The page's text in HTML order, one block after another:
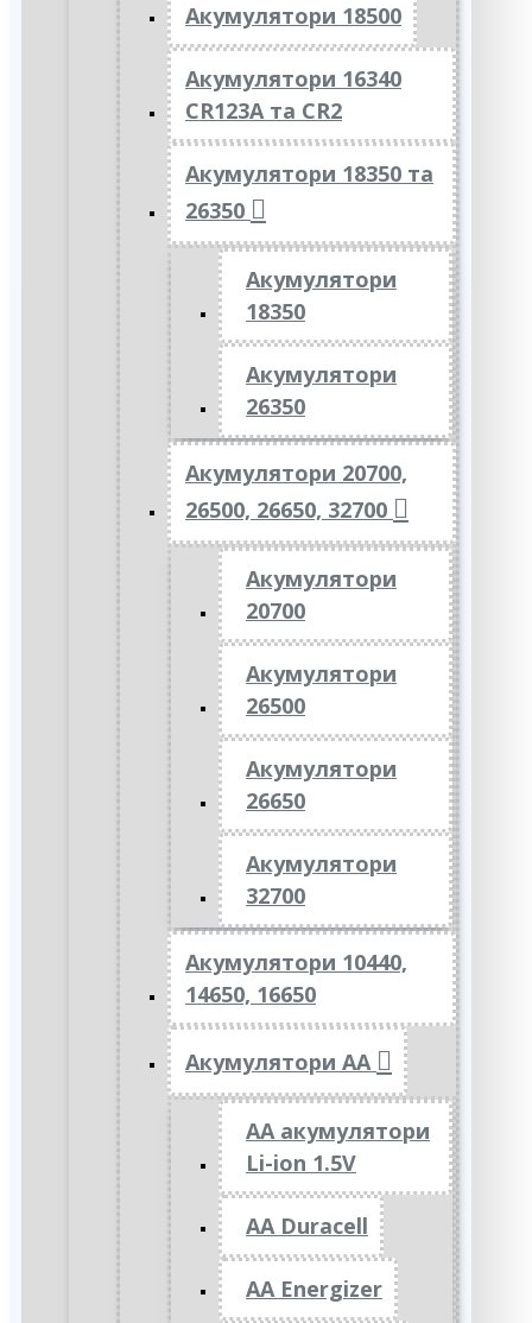
Акумулятори 18500
Акумулятори 16340
CR123A та CR2
Акумулятори 18350 та
26350
Акумулятори
18350
Акумулятори
26350
Акумулятори 20700,
26500, 26650, 32700
Акумулятори
20700
Акумулятори
26500
Акумулятори
26650
Акумулятори
32700
Акумулятори 10440,
14650, 16650
Акумулятори АА
AA акумулятори
Li-ion 1.5V
AA Duracell
AA Energizer